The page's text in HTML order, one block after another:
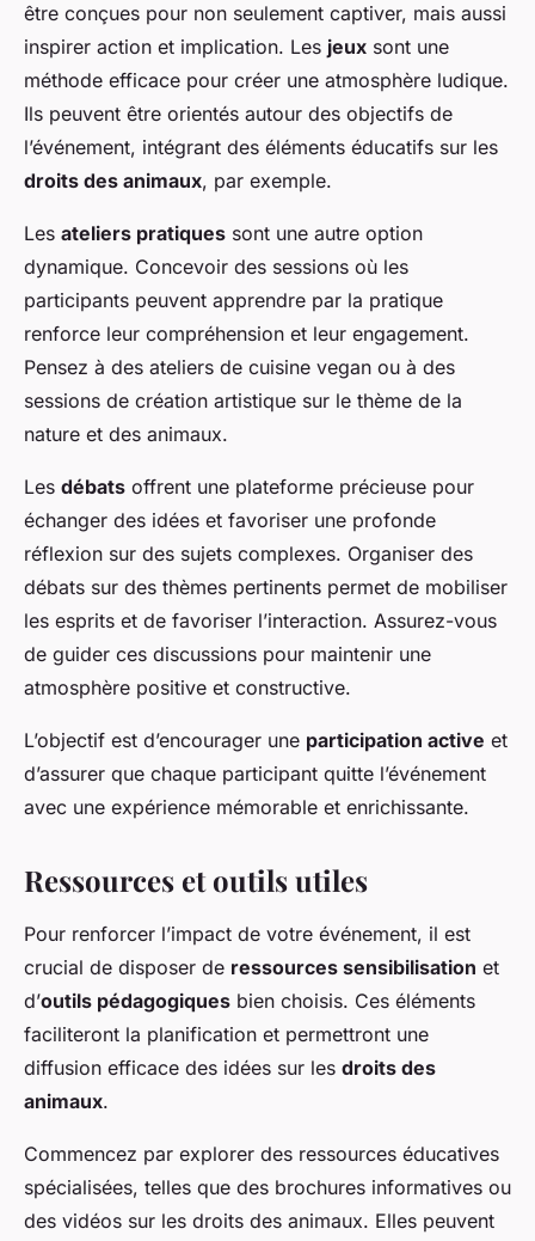
être conçues pour non seulement captiver, mais aussi
inspirer action et implication. Les jeux sont une
méthode efficace pour créer une atmosphère ludique.
Ils peuvent être orientés autour des objectifs de
l’événement, intégrant des éléments éducatifs sur les
droits des animaux, par exemple.
Les ateliers pratiques sont une autre option
dynamique. Concevoir des sessions où les
participants peuvent apprendre par la pratique
renforce leur compréhension et leur engagement.
Pensez à des ateliers de cuisine vegan ou à des
sessions de création artistique sur le thème de la
nature et des animaux.
Les débats offrent une plateforme précieuse pour
échanger des idées et favoriser une profonde
réflexion sur des sujets complexes. Organiser des
débats sur des thèmes pertinents permet de mobiliser
les esprits et de favoriser l’interaction. Assurez-vous
de guider ces discussions pour maintenir une
atmosphère positive et constructive.
L’objectif est d’encourager une participation active et
d’assurer que chaque participant quitte l’événement
avec une expérience mémorable et enrichissante.
Ressources et outils utiles
Pour renforcer l’impact de votre événement, il est
crucial de disposer de ressources sensibilisation et
d’outils pédagogiques bien choisis. Ces éléments
faciliteront la planification et permettront une
diffusion efficace des idées sur les droits des
animaux.
Commencez par explorer des ressources éducatives
spécialisées, telles que des brochures informatives ou
des vidéos sur les droits des animaux. Elles peuvent